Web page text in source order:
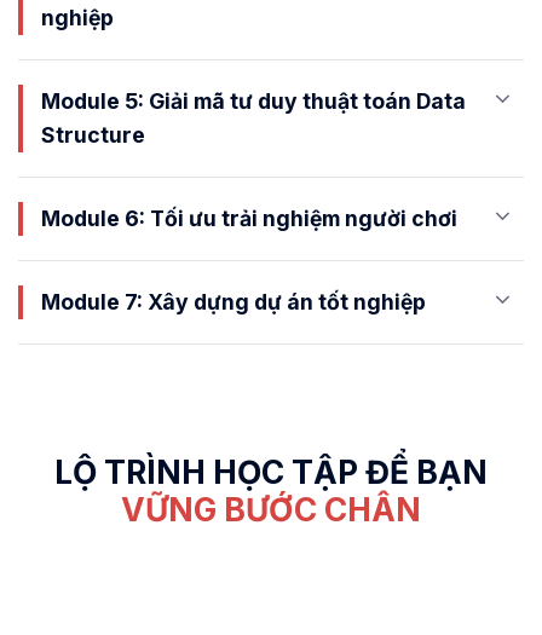
nghiệp
Module 5: Giải mã tư duy thuật toán Data
Structure
Module 6: Tối ưu trải nghiệm người chơi
Module 7: Xây dựng dự án tốt nghiệp
LỘ TRÌNH HỌC TẬP ĐỂ BẠN
VỮNG BƯỚC CHÂN